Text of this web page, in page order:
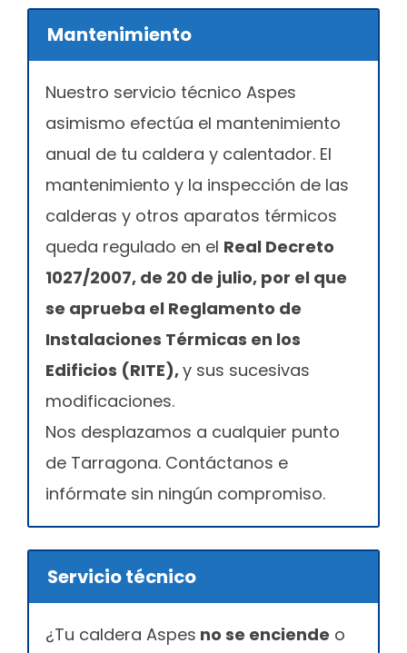
Mantenimiento
Nuestro servicio técnico Aspes
asimismo efectúa el mantenimiento
anual de tu caldera y calentador. El
mantenimiento y la inspección de las
calderas y otros aparatos térmicos
queda regulado en el Real Decreto
1027/2007, de 20 de julio, por el que
se aprueba el Reglamento de
Instalaciones Térmicas en los
Edificios (RITE),y sus sucesivas
modificaciones.
Nos desplazamos a cualquier punto
de Tarragona. Contáctanos e
infórmate sin ningún compromiso.
Servicio técnico
¿Tu caldera Aspes no se enciende o